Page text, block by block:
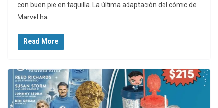
con buen pie en taquilla. La última adaptación del cómic de
Marvel ha
Read More